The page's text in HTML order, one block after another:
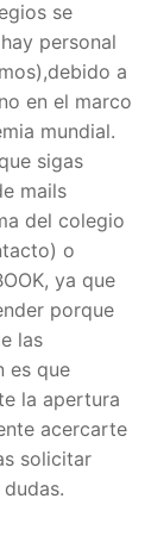
se
personal
a
en el marco
mundial.
sigas
mails
del colegio
o
ya que
porque
las
es que
la apertura
acercarte
solicitar